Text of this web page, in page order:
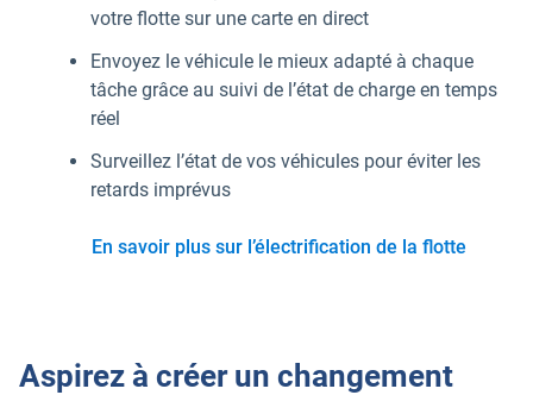
votre flotte sur une carte en direct
Envoyez le véhicule le mieux adapté à chaque
tâche grâce au suivi de l’état de charge en temps
réel
Surveillez l’état de vos véhicules pour éviter les
retards imprévus
En savoir plus sur l’électrification de la flotte
Aspirez à créer un changement